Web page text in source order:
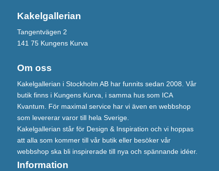
Kakelgallerian
Tangentvägen 2
141 75 Kungens Kurva
Om oss
Kakelgallerian i Stockholm AB har funnits sedan 2008. Vår
butik finns i Kungens Kurva, i samma hus som ICA
Kvantum. För maximal service har vi även en webbshop
som levererar varor till hela Sverige.
Kakelgallerian står för Design & Inspiration och vi hoppas
att alla som kommer till vår butik eller besöker vår
webbshop ska bli inspirerade till nya och spännande idéer.
Information